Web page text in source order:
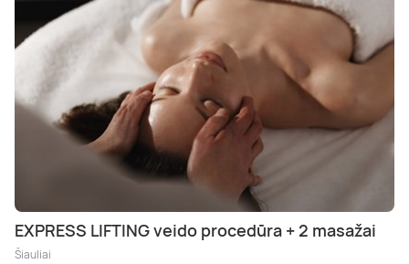
EXPRESS LIFTING veido procedūra + 2 masažai
Šiauliai